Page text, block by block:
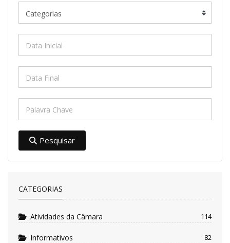
Pesquisar
CATEGORIAS
Atividades da Câmara 114
Informativos 82